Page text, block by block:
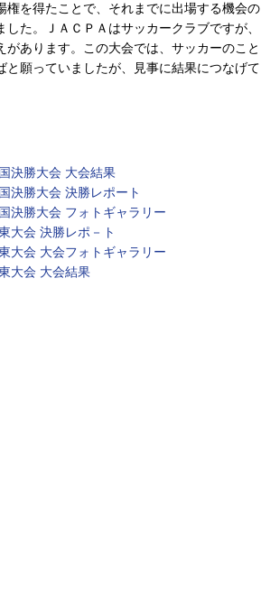
を得たことで、それまでに出場する機会の
た。ＪＡＣＰＡはサッカークラブですが、
あります。この大会では、サッカーのこと
願っていましたが、見事に結果につなげて
決勝大会 大会結果
決勝大会 決勝レポート
決勝大会 フォトギャラリー
大会 決勝レポ－ト
大会 大会フォトギャラリー
大会 大会結果